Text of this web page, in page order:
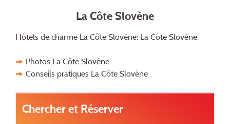
La Côte Slovène
Hôtels de charme La Côte Slovène: La Côte Slovène
Photos La Côte Slovène
Conseils pratiques La Côte Slovène
Chercher et Réserver